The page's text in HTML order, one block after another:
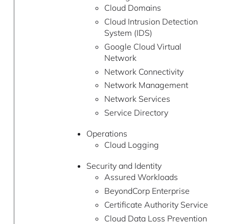
Cloud Domains
Cloud Intrusion Detection
System (IDS)
Google Cloud Virtual
Network
Network Connectivity
Network Management
Network Services
Service Directory
Operations
Cloud Logging
Security and Identity
Assured Workloads
BeyondCorp Enterprise
Certificate Authority Service
Cloud Data Loss Prevention